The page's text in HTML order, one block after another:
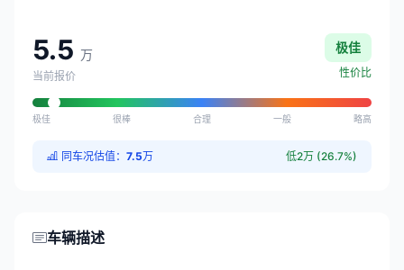
5.5 万
当前报价
极佳
性价比
极佳 很棒 合理 一般 略高
同车况估值： 7.5万 低2万 (26.7%)
车辆描述